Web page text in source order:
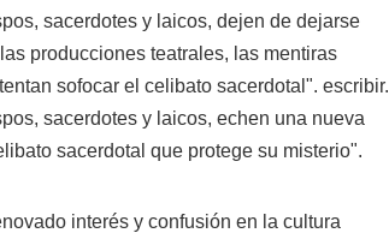
sacerdotes y laicos, dejen de dejarse
producciones teatrales, las mentiras
sofocar el celibato sacerdotal". escribir.
sacerdotes y laicos, echen una nueva
sacerdotal que protege su misterio".
interés y confusión en la cultura